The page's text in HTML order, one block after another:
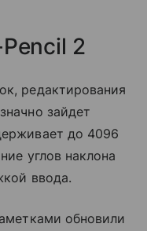
2
редактирования
зайдет
до 4096
углов наклона
ввода.
обновили